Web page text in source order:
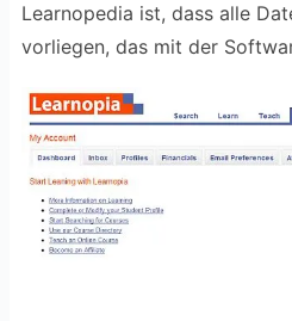
Learnopedia ist, dass alle
vorliegen, das mit der